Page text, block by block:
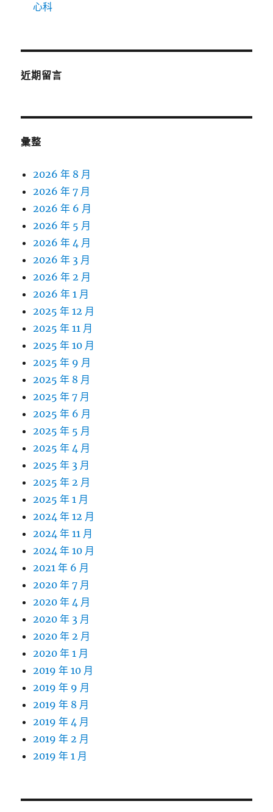
心科
近期留言
彙整
2026 年 8 月
2026 年 7 月
2026 年 6 月
2026 年 5 月
2026 年 4 月
2026 年 3 月
2026 年 2 月
2026 年 1 月
2025 年 12 月
2025 年 11 月
2025 年 10 月
2025 年 9 月
2025 年 8 月
2025 年 7 月
2025 年 6 月
2025 年 5 月
2025 年 4 月
2025 年 3 月
2025 年 2 月
2025 年 1 月
2024 年 12 月
2024 年 11 月
2024 年 10 月
2021 年 6 月
2020 年 7 月
2020 年 4 月
2020 年 3 月
2020 年 2 月
2020 年 1 月
2019 年 10 月
2019 年 9 月
2019 年 8 月
2019 年 4 月
2019 年 2 月
2019 年 1 月